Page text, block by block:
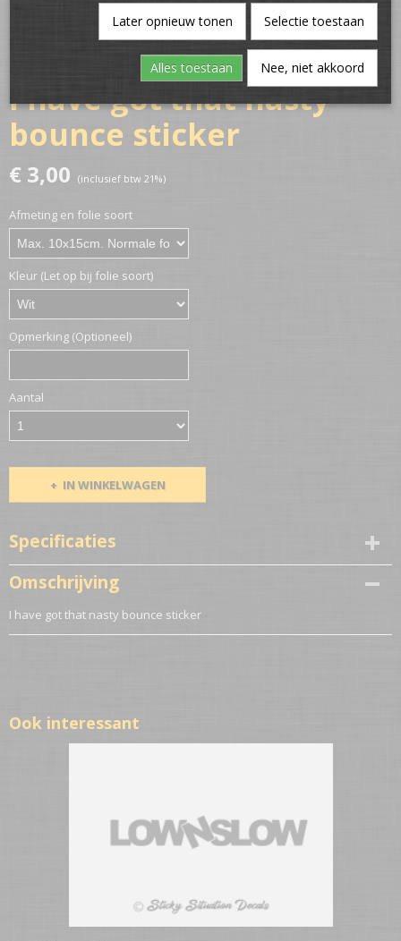
I have got that nasty
bounce sticker
€ 3,00 (inclusief btw 21%)
Afmeting en folie soort
Kleur (Let op bij folie soort)
Opmerking (Optioneel)
Aantal
IN WINKELWAGEN
Specificaties
Netto gewicht
0,10 Kg
Omschrijving
I have got that nasty bounce sticker
Ook interessant
Later opnieuw tonen Selectie toestaan
Alles toestaan Nee, niet akkoord